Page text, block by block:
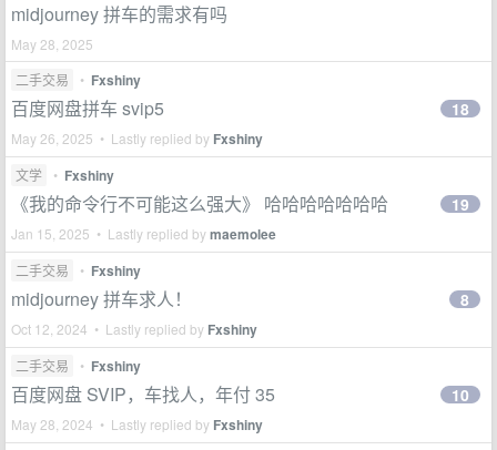
midjourney 拼车的需求有吗
May 28, 2025
二手交易
• Fxshiny
百度网盘拼车 svip5
May 26, 2025 • Lastly replied by Fxshiny
18
文学 • Fxshiny
《我的命令行不可能这么强大》 哈哈哈哈哈哈哈
Jan 15, 2025 • Lastly replied bymaemolee
19
二手交易 • Fxshiny
midjourney 拼车求人！
Oct 12, 2024 • Lastly replied by Fxshiny
8
二手交易 • Fxshiny
百度网盘 SVIP，车找人，年付 35
May 28, 2024 • Lastly replied by Fxshiny
10